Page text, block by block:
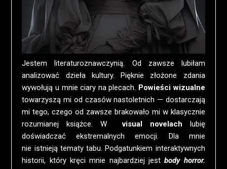
Jestem literaturoznawczynią. Od zawsze lubiłam
analizować dzieła kultury. Pięknie złożone zdania
wywołują u mnie ciary na plecach. Powieści wizualne
towarzyszą mi od czasów nastoletnich — dostarczają
mi tego, czego od zawsze brakowało mi w klasycznie
rozumianej książce. W
visual novelach lubię
doświadczać ekstremalnych emocji. Dla mnie
nie istnieją tematy tabu. Podgatunkiem interaktywnych
historii, który kręci mnie najbardziej jestbody horror.